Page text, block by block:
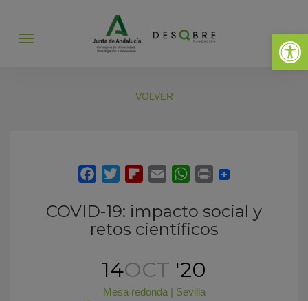
Abrir
Abrir
VOLVER
COVID-19: impacto social y
retos científicos
14OCT '20
Mesa redonda| Sevilla